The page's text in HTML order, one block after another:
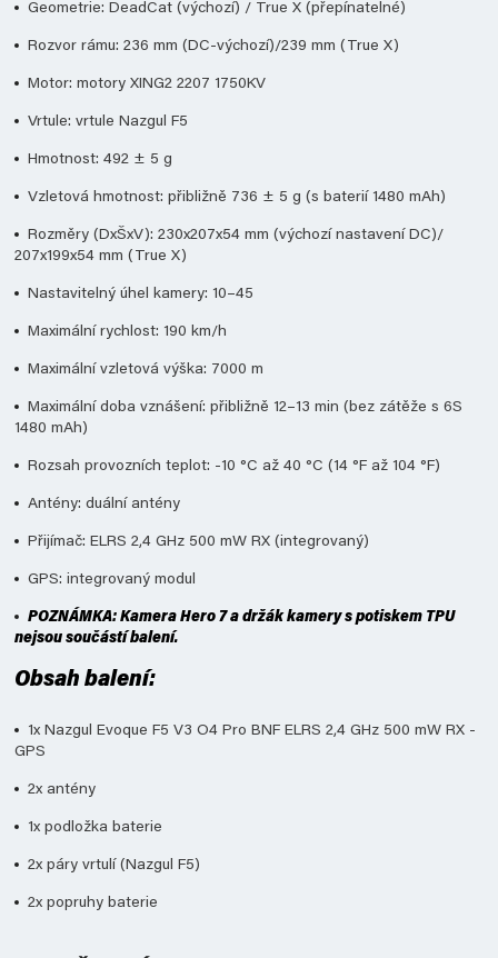
Geometrie: DeadCat (výchozí) / True X (přepínatelné)
Rozvor rámu: 236 mm (DC-výchozí)/239 mm (True X)
Motor: motory XING2 2207 1750KV
Vrtule: vrtule Nazgul F5
Hmotnost: 492 ± 5 g
Vzletová hmotnost: přibližně 736 ± 5 g (s baterií 1480 mAh)
Rozměry (DxŠxV): 230x207x54 mm (výchozí nastavení DC)/
207x199x54 mm (True X)
Nastavitelný úhel kamery: 10–45
Maximální rychlost: 190 km/h
Maximální vzletová výška: 7000 m
Maximální doba vznášení: přibližně 12–13 min (bez zátěže s 6S
1480 mAh)
Rozsah provozních teplot: -10 °C až 40 °C (14 °F až 104 °F)
Antény: duální antény
Přijímač: ELRS 2,4 GHz 500 mW RX (integrovaný)
GPS: integrovaný modul
POZNÁMKA: Kamera Hero 7 a držák kamery s potiskem TPU
nejsou součástí balení.
Obsah balení:
1x Nazgul Evoque F5 V3 O4 Pro BNF ELRS 2,4 GHz 500 mW RX -
GPS
2x antény
1x podložka baterie
2x páry vrtulí (Nazgul F5)
2x popruhy baterie